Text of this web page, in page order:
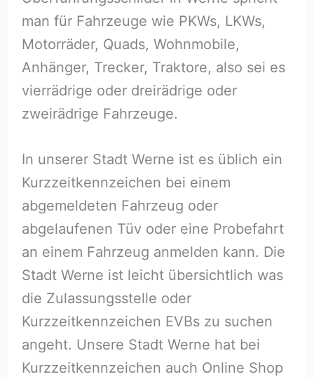
man für Fahrzeuge wie PKWs, LKWs,
Motorräder, Quads, Wohnmobile,
Anhänger, Trecker, Traktore, also sei es
vierrädrige oder dreirädrige oder
zweirädrige Fahrzeuge.
In unserer Stadt Werne ist es üblich ein
Kurzzeitkennzeichen bei einem
abgemeldeten Fahrzeug oder
abgelaufenen Tüv oder eine Probefahrt
an einem Fahrzeug anmelden kann. Die
Stadt Werne ist leicht übersichtlich was
die Zulassungsstelle oder
Kurzzeitkennzeichen EVBs zu suchen
angeht. Unsere Stadt Werne hat bei
Kurzzeitkennzeichen auch Online Shop